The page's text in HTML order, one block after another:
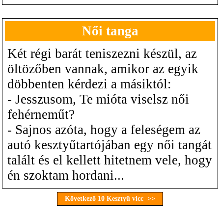
Női tanga
Két régi barát teniszezni készül, az
öltözőben vannak, amikor az egyik
döbbenten kérdezi a másiktól:
- Jesszusom, Te mióta viselsz női
fehérneműt?
- Sajnos azóta, hogy a feleségem az
autó kesztyűtartójában egy női tangát
talált és el kellett hitetnem vele, hogy
én szoktam hordani...
Következő 10 Kesztyű vicc >>